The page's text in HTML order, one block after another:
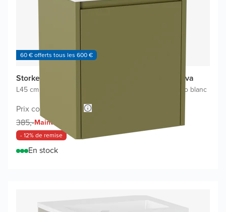
60 € offerts tous les 600 €
Storke Seda meuble salle bains avec lavabo Diva
L45 cm x P35 cm Lavabo blanc
Prix conseillé 700,-
385,-Maintenant
- 12% de remise
En stock